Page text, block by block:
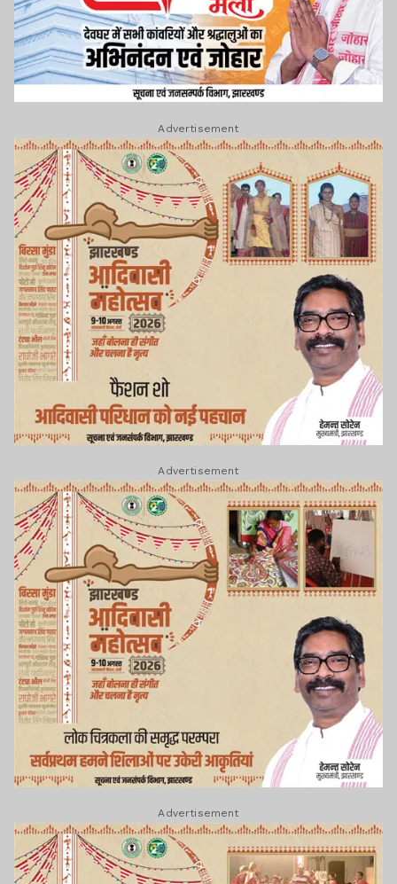
Advertisement
Advertisement
Advertisement